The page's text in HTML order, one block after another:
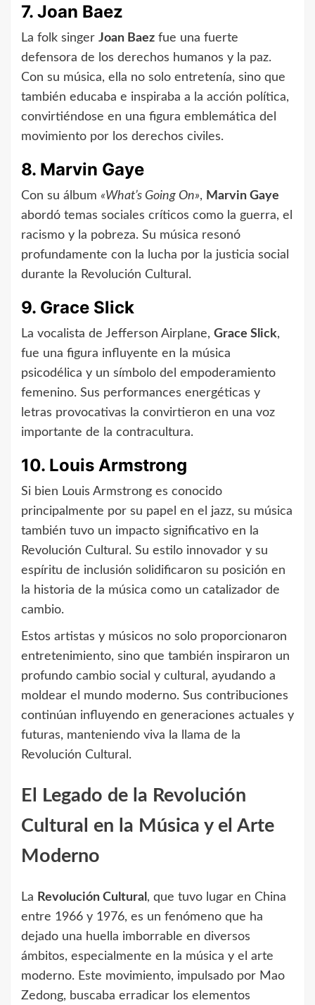
7. Joan Baez
La folk singer Joan Baez fue una fuerte
defensora de los derechos humanos y la paz.
Con su música, ella no solo entretenía, sino que
también educaba e inspiraba a la acción política,
convirtiéndose en una figura emblemática del
movimiento por los derechos civiles.
8. Marvin Gaye
Con su álbum «What’s Going On», Marvin Gaye
abordó temas sociales críticos como la guerra, el
racismo y la pobreza. Su música resonó
profundamente con la lucha por la justicia social
durante la Revolución Cultural.
9. Grace Slick
La vocalista de Jefferson Airplane, Grace Slick,
fue una figura influyente en la música
psicodélica y un símbolo del empoderamiento
femenino. Sus performances energéticas y
letras provocativas la convirtieron en una voz
importante de la contracultura.
10. Louis Armstrong
Si bien Louis Armstrong es conocido
principalmente por su papel en el jazz, su música
también tuvo un impacto significativo en la
Revolución Cultural. Su estilo innovador y su
espíritu de inclusión solidificaron su posición en
la historia de la música como un catalizador de
cambio.
Estos artistas y músicos no solo proporcionaron
entretenimiento, sino que también inspiraron un
profundo cambio social y cultural, ayudando a
moldear el mundo moderno. Sus contribuciones
continúan influyendo en generaciones actuales y
futuras, manteniendo viva la llama de la
Revolución Cultural.
El Legado de la Revolución
Cultural en la Música y el Arte
Moderno
La Revolución Cultural , que tuvo lugar en China
entre 1966 y 1976, es un fenómeno que ha
dejado una huella imborrable en diversos
ámbitos, especialmente en la música y el arte
moderno. Este movimiento, impulsado por Mao
Zedong, buscaba erradicar los elementos